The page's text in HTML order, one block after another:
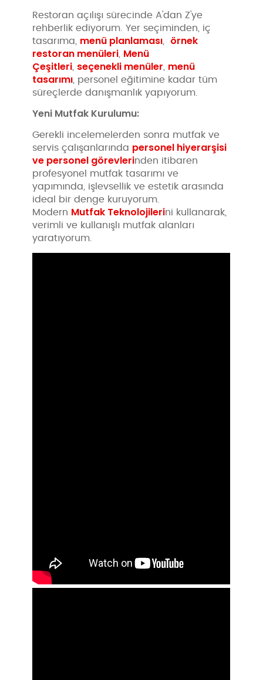
Restoran açılışı sürecinde A'dan Z'ye
rehberlik ediyorum. Yer seçiminden, iç
tasarıma, menü planlaması, örnek
restoran menüleri, Menü
Çeşitleri, seçenekli menüler, menü
tasarımı, personel eğitimine kadar tüm
süreçlerde danışmanlık yapıyorum.
Yeni Mutfak Kurulumu:
Gerekli incelemelerden sonra mutfak ve
servis çalışanlarında personel hiyerarşisi
ve personel görevlerinden itibaren
profesyonel mutfak tasarımı ve
yapımında, işlevsellik ve estetik arasında
ideal bir denge kuruyorum.
Modern Mutfak Teknolojilerini kullanarak,
verimli ve kullanışlı mutfak alanları
yaratıyorum.